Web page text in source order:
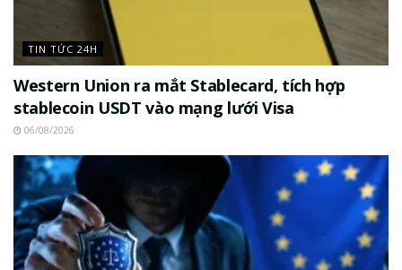
TIN TỨC 24H
Western Union ra mắt Stablecard, tích hợp
stablecoin USDT vào mạng lưới Visa
06/08/2026